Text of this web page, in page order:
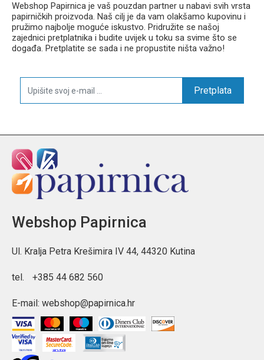
Webshop Papirnica je vaš pouzdan partner u nabavi svih vrsta
papirničkih proizvoda. Naš cilj je da vam olakšamo kupovinu i
pružimo najbolje moguće iskustvo. Pridružite se našoj
zajednici pretplatnika i budite uvijek u toku sa svime što se
događa. Pretplatite se sada i ne propustite ništa važno!
Pretplata
Webshop Papirnica
Ul. Kralja Petra Krešimira IV 44, 44320 Kutina
tel. +385 44 682 560
E-mail: webshop@papirnica.hr